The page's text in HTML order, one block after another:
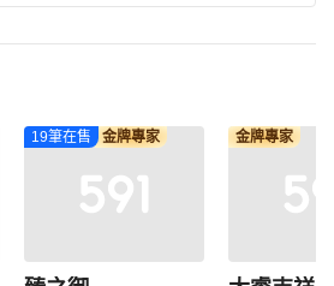
19筆在售 金牌專家 金牌專家